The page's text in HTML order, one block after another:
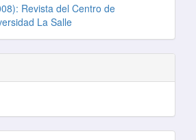
Revista del Centro de
La Salle